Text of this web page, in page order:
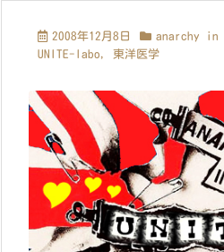
2008年12月8日 anarchy
UNITE-labo, 東洋医学